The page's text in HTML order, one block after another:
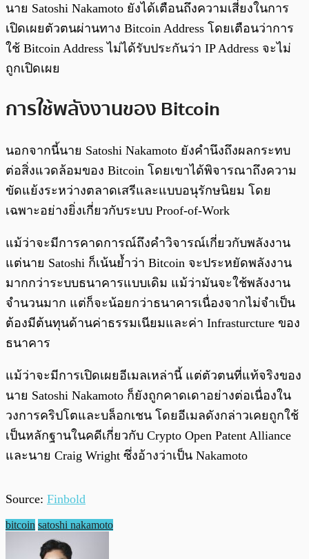
นาย Satoshi Nakamoto ยังได้เตือนถึงความเสี่ยงในการ
เปิดเผยตัวตนผ่านทาง Bitcoin Address โดยเตือนว่าการ
ใช้ Bitcoin Address ไม่ได้รับประกันว่า IP Address จะไม่
ถูกเปิดเผย
การใช้พลังงานของ Bitcoin
นอกจากนี้นาย Satoshi Nakamoto ยังคำนึงถึงผลกระทบ
ต่อสิ่งแวดล้อมของ Bitcoin โดยเขาได้พิจารณาถึงความ
ขัดแย้งระหว่างตลาดเสรีและแบบอนุรักษนิยม โดย
เฉพาะอย่างยิ่งเกี่ยวกับระบบ Proof-of-Work
แม้ว่าจะมีการคาดการณ์ถึงคำวิจารณ์เกี่ยวกับพลังงาน
แต่นาย Satoshi ก็เน้นย้ำว่า Bitcoin จะประหยัดพลังงาน
มากกว่าระบบธนาคารแบบเดิม แม้ว่ามันจะใช้พลังงาน
จำนวนมาก แต่ก็จะน้อยกว่าธนาคารเนื่องจากไม่จำเป็น
ต้องมีต้นทุนด้านค่าธรรมเนียมและค่า Infrasturcture ของ
ธนาคาร
แม้ว่าจะมีการเปิดเผยอีเมลเหล่านี้ แต่ตัวตนที่แท้จริงของ
นาย Satoshi Nakamoto ก็ยังถูกคาดเดาอย่างต่อเนื่องใน
วงการคริปโตและบล็อกเชน โดยอีเมลดังกล่าวเคยถูกใช้
เป็นหลักฐานในคดีเกี่ยวกับ Crypto Open Patent Alliance
และนาย Craig Wright ซึ่งอ้างว่าเป็น Nakamoto
Source: Finbold
bitcoin satoshi nakamoto